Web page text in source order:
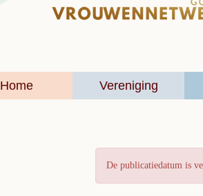
Home Vereniging
De publicatiedatum is